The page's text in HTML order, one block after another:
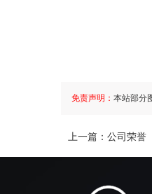
免责声明： 本站部分
上一篇： 公司荣誉